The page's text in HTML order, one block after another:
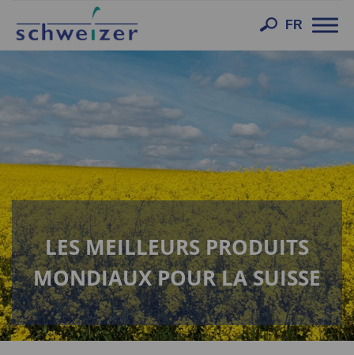
FR
LES MEILLEURS PRODUITS
MONDIAUX POUR LA SUISSE